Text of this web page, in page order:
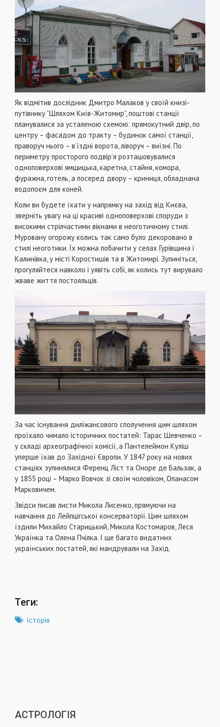
Як відмітив дослідник Дмитро Малаков у своїй книзі-
путівнику “Шляхом Київ-Житомир”, поштові станції
планувалися за усталеною схемою: прямокутний двір, по
центру – фасадом до тракту – будинок самої станції,
праворуч нього – в’їздні ворота, ліворуч – виїзні. По
периметру просторого подвір’я розташовувалися
одноповерхові ямщицька, каретна, стайня, комора,
фуражна, готель, а посеред двору – криниця, обладнана
водопоєм для коней.
Коли ви будете їхати у напрямку на захід від Києва,
зверніть увагу на ці красиві одноповерхові споруди з
високими стрілчастими вікнами в неоготичному стилі.
Муровану огорожу колись так само було декоровано в
стилі неоготики. Їх можна побачити у селах Гурівщина і
Калинівка, у місті Коростишів та в Житомирі. Зупиніться,
прогуляйтеся навколо і уявіть собі, як колись тут вирувало
жваве життя постояльців.
За час існування диліжансового сполучення цим шляхом
проїхало чимало історичних постатей: Тарас Шевченко –
у складі археографічної комісії, а Пантелеймон Куліш
уперше їхав до Західної Європи. У 1847 року на нових
станціях зупинялися Ференц Ліст та Оноре де Бальзак, а
у 1855 році – Марко Вовчок зі своїм чоловіком, Опанасом
Марковичем.
Звідси писав листи Микола Лисенко, прямуючи на
навчання до Лейпцігської консерваторії. Цим шляхом
їздили Михайло Старицький, Микола Костомаров, Леся
Українка та Олена Пчілка. І ще багато видатних
українських постатей, які мандрували на Захід.
Теги:
Історія
АСТРОЛОГІЯ